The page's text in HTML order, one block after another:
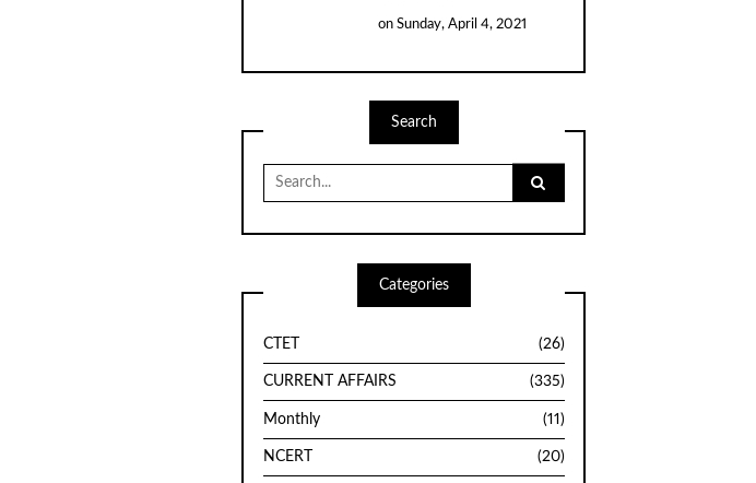
on Sunday, April 4, 2021
Search
Search
for:
Categories
CTET (26)
CURRENT AFFAIRS (335)
Monthly (11)
NCERT (20)